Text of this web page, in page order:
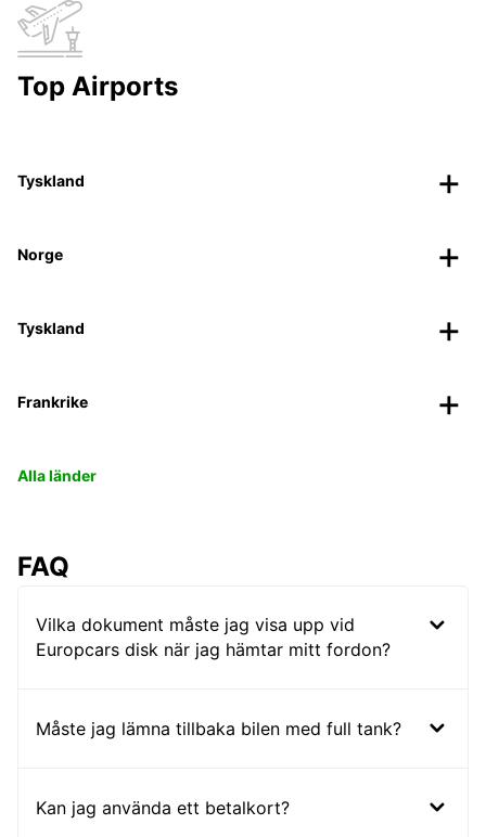
Top Airports
Tyskland
Norge
Tyskland
Frankrike
Alla länder
FAQ
Vilka dokument måste jag visa upp vid
Europcars disk när jag hämtar mitt fordon?
Måste jag lämna tillbaka bilen med full tank?
Kan jag använda ett betalkort?